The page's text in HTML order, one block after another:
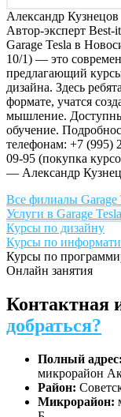
Александр Кузнецов
Автор-эксперт Best-
Garage Tesla в
10/1) — это
предлагающий
дизайна. Здесь
формате, учатся
мышление.
обучение.
телефонам: +7 (995)
09-95 (покупка
— Александр
Все филиалы Garage
Услуги в Garage Tesla
Курсы по дизайну
Курсы по
Курсы по
Онлайн занятия
Контактная
добраться?
Полный адрес:
микрорайон
Район:
Микрорайон: